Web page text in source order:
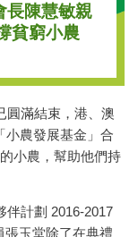
長陳慧敏親
貧窮小農
圓滿結束，港、澳
小農發展基金」合
小農，幫助他們持
伴計劃 2016-2017
張玉堂除了在典禮